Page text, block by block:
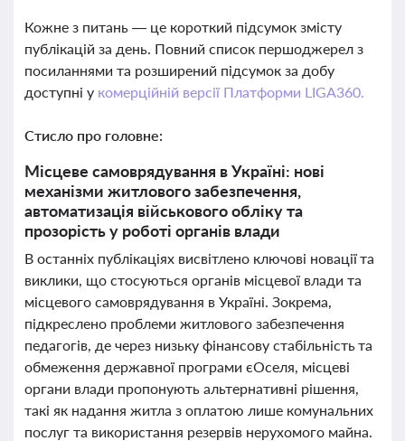
Кожне з питань — це короткий підсумок змісту
публікацій за день. Повний список першоджерел з
посиланнями та розширений підсумок за добу
доступні у комерційній версії Платформи LIGA360.
Стисло про головне:
Місцеве самоврядування в Україні: нові
механізми житлового забезпечення,
автоматизація військового обліку та
прозорість у роботі органів влади
В останніх публікаціях висвітлено ключові новації та
виклики, що стосуються органів місцевої влади та
місцевого самоврядування в Україні. Зокрема,
підкреслено проблеми житлового забезпечення
педагогів, де через низьку фінансову стабільність та
обмеження державної програми єОселя, місцеві
органи влади пропонують альтернативні рішення,
такі як надання житла з оплатою лише комунальних
послуг та використання резервів нерухомого майна.